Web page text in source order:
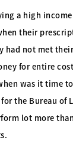
a high
their
had not met
for entire
was it time
the Bureau of
lot more